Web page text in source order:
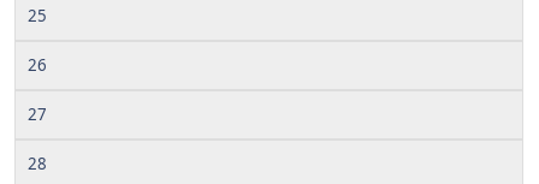
25
26
27
28